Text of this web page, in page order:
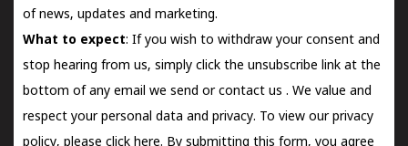
of news, updates and marketing.
What to expect: If you wish to withdraw your consent and
stop hearing from us, simply click the unsubscribe link at the
bottom of any email we send orcontact us . We value and
respect your personal data and privacy. To view our privacy
policy, please click here. By submitting this form, you agree